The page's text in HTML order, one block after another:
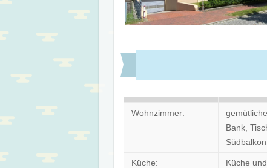
Wohnzimmer:
Bank,
Küche:
Küche